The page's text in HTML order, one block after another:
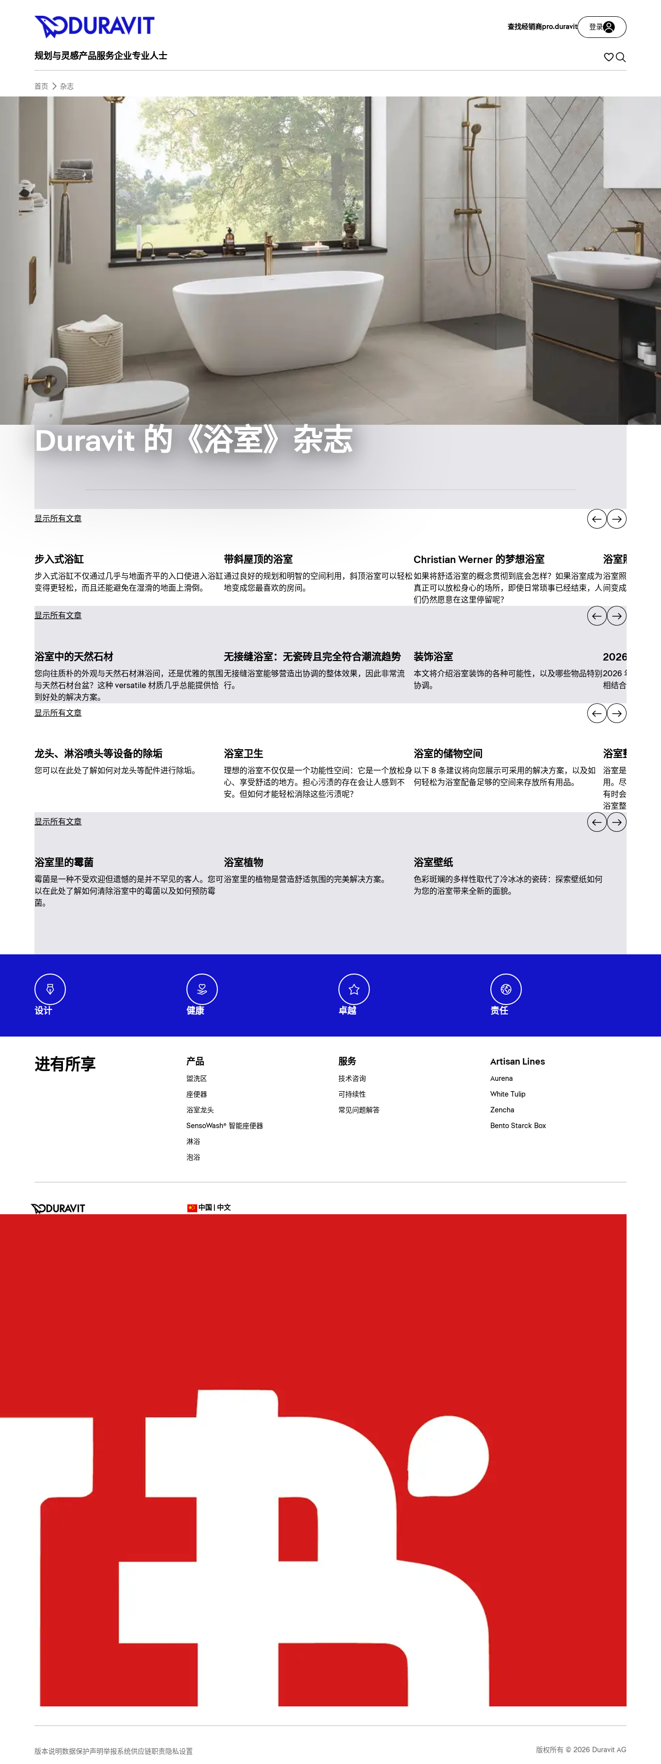
查找经销商pro.duravit 登录
规划与灵感产品服务企业专业人士
首页 杂志
Duravit 的《浴室》杂志
显示所有文章
步入式浴缸
步入式浴缸不仅通过几乎与地面齐平的入口使进入浴缸
变得更轻松，而且还能避免在湿滑的地面上滑倒。
带斜屋顶的浴室
通过良好的规划和明智的空间利用，斜顶浴室可以轻松
地变成您最喜欢的房间。
Christian Werner 的梦想浴室
如果将舒适浴室的概念贯彻到底会怎样？如果浴室成为
真正可以放松身心的场所，即使日常琐事已经结束，人
们仍然愿意在这里停留呢？
浴室照明
浴室照明不仅具
间变成舒适的绿
显示所有文章
浴室中的天然石材
您向往质朴的外观与天然石材淋浴间，还是优雅的氛围
与天然石材台盆？这种 versatile 材质几乎总能提供恰
到好处的解决方案。
无接缝浴室：无瓷砖且完全符合潮流趋势
无接缝浴室能够营造出协调的整体效果，因此非常流
行。
装饰浴室
本文将介绍浴室装饰的各种可能性，以及哪些物品特别
协调。
2026年浴室
2026 年的浴室
相结合。
显示所有文章
龙头、淋浴喷头等设备的除垢
您可以在此处了解如何对龙头等配件进行除垢。
浴室卫生
理想的浴室不仅仅是一个功能性空间：它是一个放松身
心、享受舒适的地方。担心污渍的存在会让人感到不
安。但如何才能轻松消除这些污渍呢？
浴室的储物空间
以下 8 条建议将向您展示可采用的解决方案，以及如
何轻松为浴室配备足够的空间来存放所有用品。
浴室整理
浴室是每个公寓
用。尽管如此，
有时会被忽视。
浴室整洁并不难
显示所有文章
浴室里的霉菌
霉菌是一种不受欢迎但遗憾的是并不罕见的客人。您可
以在此处了解如何清除浴室中的霉菌以及如何预防霉
菌。
浴室植物
浴室里的植物是营造舒适氛围的完美解决方案。
浴室壁纸
色彩斑斓的多样性取代了冷冰冰的瓷砖：探索壁纸如何
为您的浴室带来全新的面貌。
设计 健康 卓越 责任
进有所享 产品
盥洗区
座便器
浴室龙头
SensoWash® 智能座便器
淋浴
泡浴
服务
技术咨询
可持续性
常见问题解答
Artisan Lines
Aurena
White Tulip
Zencha
Bento Starck Box
中国 | 中文
版本说明数据保护声明举报系统供应链职责隐私设置 版权所有 © 2026 Duravit AG